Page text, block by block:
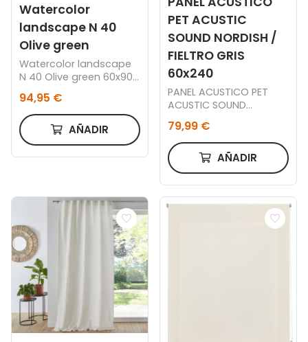
Watercolor
landscape N 40
Olive green
Watercolor landscape
N 40 Olive green 60x90
94,95 €
AÑADIR
PET ACUSTIC
SOUND NORDISH /
FIELTRO GRIS
60x240
PANEL ACUSTICO PET
ACUSTIC SOUND
60 x 240 CM.
79,99 €
AÑADIR